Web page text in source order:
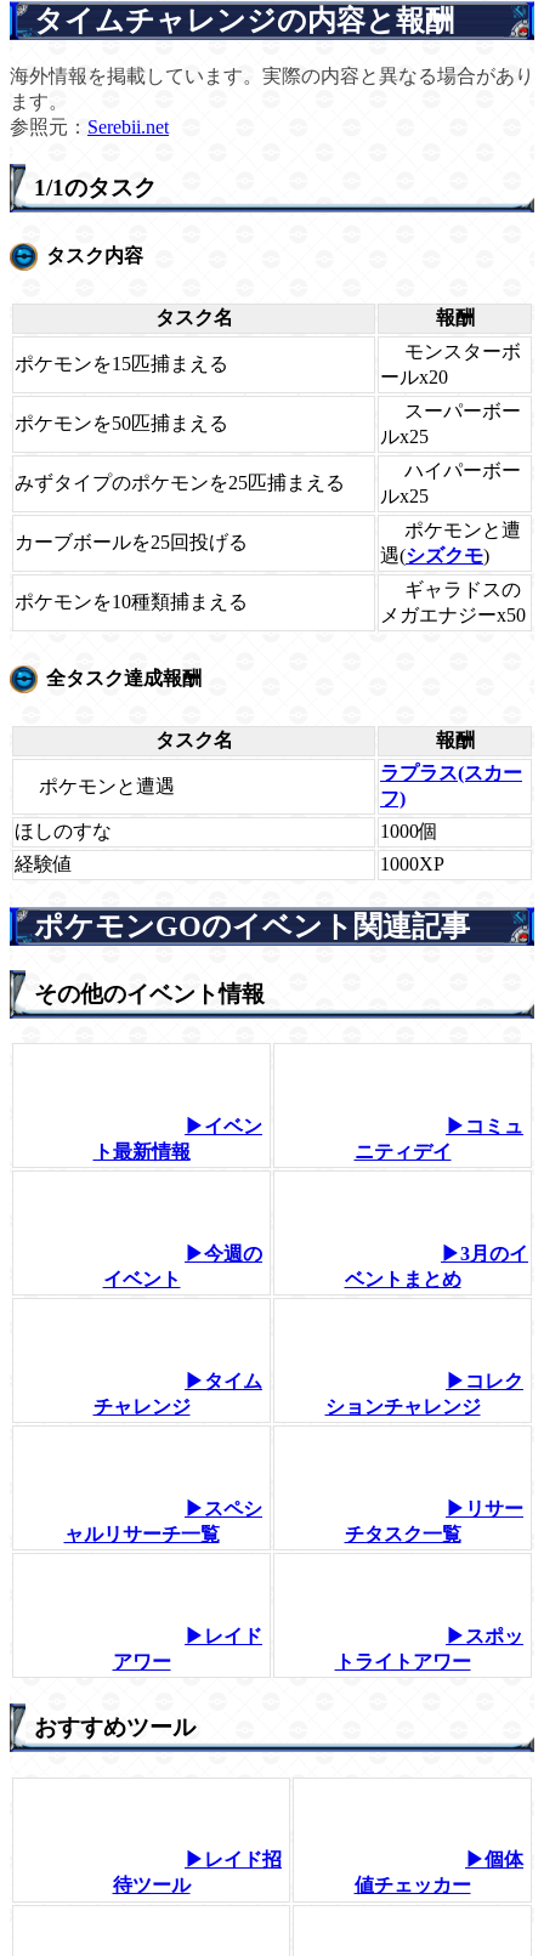
タイムチャレンジの内容と報酬
海外情報を掲載しています。実際の内容と異なる場合があり
ます。
参照元： Serebii.net
1/1のタスク
タスク内容
タスク名 報酬
ポケモンを15匹捕まえる
モンスターボ
ールx20
ポケモンを50匹捕まえる
スーパーボー
ルx25
みずタイプのポケモンを25匹捕まえる
ハイパーボー
ルx25
カーブボールを25回投げる
ポケモンと遭
遇(シズクモ)
ポケモンを10種類捕まえる
ギャラドスの
メガエナジーx50
全タスク達成報酬
タスク名 報酬
ポケモンと遭遇
ラプラス(スカー
フ)
ほしのすな
1000個
経験値
1000XP
ポケモンGOのイベント関連記事
その他のイベント情報
▶イベン
ト最新情報
▶コミュ
ニティデイ
▶今週の
イベント
▶3月のイ
ベントまとめ
▶タイム
チャレンジ
▶コレク
ションチャレンジ
▶スペシ
ャルリサーチ一覧
▶リサー
チタスク一覧
▶レイド
アワー
▶スポッ
トライトアワー
おすすめツール
▶レイド招
待ツール
▶個体
値チェッカー